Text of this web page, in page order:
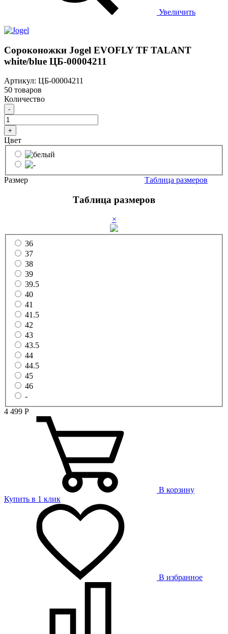
Увеличить
Сороконожки Jogel EVOFLY TF TALANT
white/blue ЦБ-00004211
Артикул: ЦБ-00004211
50 товаров
Количество
-
+
Цвет
Размер Таблица размеров
Таблица размеров
×
36
37
38
39
39.5
40
41
41.5
42
43
43.5
44
44.5
45
46
-
4 499 Р
В корзину
Купить в 1 клик
В избранное